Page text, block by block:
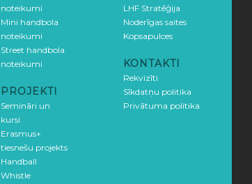
noteikumi
Mini handbola
noteikumi
Street handbola
noteikumi
PROJEKTI
Semināri un
kursi
Erasmus+
tiesnešu projekts
Handball
Whistle
LHF Stratēģija
Noderīgas saites
Kopsapulces
KONTAKTI
Rekvizīti
Sīkdatņu politika
Privātuma politika